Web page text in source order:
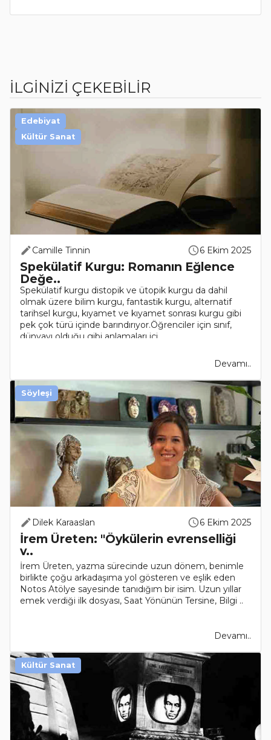
İLGİNİZİ ÇEKEBİLİR
Camille Tinnin 6 Ekim 2025
Spekülatif Kurgu: Romanın Eğlence
Değe..
Spekülatif kurgu distopik ve ütopik kurgu da dahil
olmak üzere bilim kurgu, fantastik kurgu, alternatif
tarihsel kurgu, kıyamet ve kıyamet sonrası kurgu gibi
pek çok türü içinde barındırıyor.Öğrenciler için sınıf,
dünyayı olduğu gibi anlamaları içi..
Devamı..
Edebiyat
Kültür Sanat
Dilek Karaaslan 6 Ekim 2025
İrem Üreten: "Öykülerin evrenselliği
v..
İrem Üreten, yazma sürecinde uzun dönem, benimle
birlikte çoğu arkadaşıma yol gösteren ve eşlik eden
Notos Atölye sayesinde tanıdığım bir isim. Uzun yıllar
emek verdiği ilk dosyası, Saat Yönünün Tersine, Bilgi ..
Devamı..
Söyleşi
Kültür Sanat